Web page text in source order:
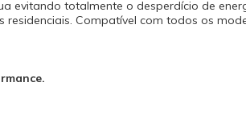
(m): 5 A segurança desse produto é
compulsoriamente junto ao INMETRO
valor de pressão a que um equipamento
totalmente o desperdício de
Compatível com todos os